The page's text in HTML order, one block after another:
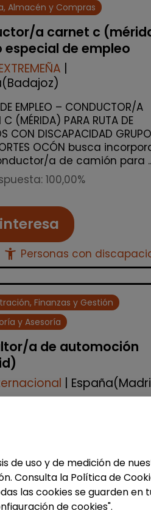
Almacén y Compras
a carnet c
especial de empleo
|
EMPLEO – CONDUCTOR/A
(MÉRIDA) PARA RUTA DE
CON DISCAPACIDAD GRUPO
OCÓN busca
a de camión para
100,00%
accessibility_new Personas con
Finanzas y Gestión
y Asesoría
a de automoción
|
líder mundial de
externalizadas para la
La amplia experienc...
de uso y de medición de
Consulta la Política de
las cookies se guarden en
de cookies".